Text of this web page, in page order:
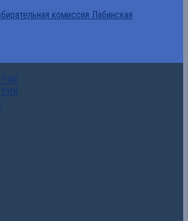
комиссия Лабинская
ТИК
УИК